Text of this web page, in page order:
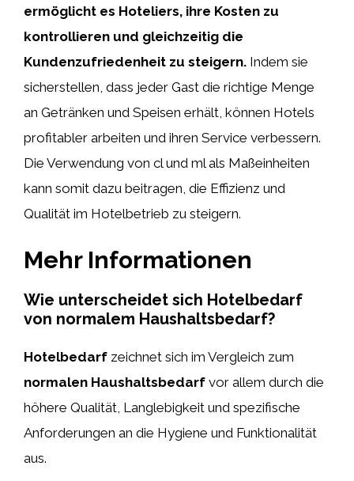
ermöglicht es Hoteliers, ihre Kosten zu
kontrollieren und gleichzeitig die
Kundenzufriedenheit zu steigern. Indem sie
sicherstellen, dass jeder Gast die richtige Menge
an Getränken und Speisen erhält, können Hotels
profitabler arbeiten und ihren Service verbessern.
Die Verwendung von cl und ml als Maßeinheiten
kann somit dazu beitragen, die Effizienz und
Qualität im Hotelbetrieb zu steigern.
Mehr Informationen
Wie unterscheidet sich Hotelbedarf
von normalem Haushaltsbedarf?
Hotelbedarf zeichnet sich im Vergleich zum
normalen Haushaltsbedarf vor allem durch die
höhere Qualität, Langlebigkeit und spezifische
Anforderungen an die Hygiene und Funktionalität
aus.